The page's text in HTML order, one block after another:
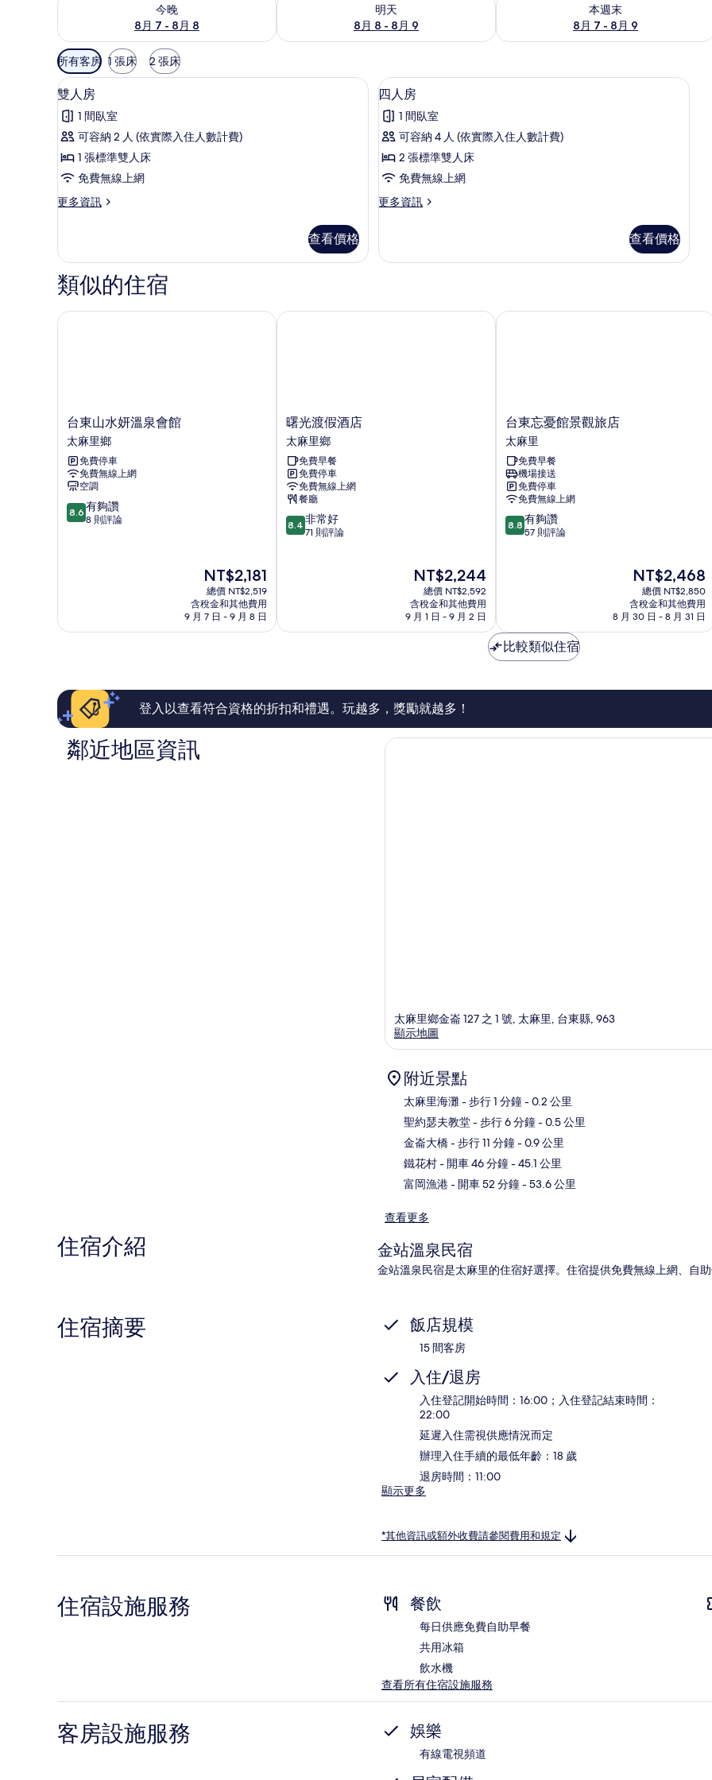
今晚
8月 7 - 8月 8
明天
8月 8 - 8月 9
本週末
8月 7 - 8月 9
可
用
的
客
房
篩
選
條
件
所有客房 1 張床 2 張床
顯
示
雙
人
房
所
相
片
雙人房 | 書桌、遮光布/窗簾、免費無線上網、床單
6
雙人房
1 間臥室
可容納 2 人 (依實際入住人數計費)
1 張標準雙人床
免費無線上網
更多資訊
更
房
的
詳
情
查看價格
顯
示
四
人
房
所
相
四人房 | 書桌、遮光布/窗簾、免費無線
6
四人房
1 間臥室
可容納 4 人 (依實際入住人數計費)
2 張標準雙人床
免費無線上網
更多資訊
更
房
查看價格
類似的住宿
台
東
山
水
妍
溫
泉
會
台東山水妍溫泉會館
太麻里鄉
免費停車
免費無線上網
空調
8.6
分，
8
8.6 有夠讚
8 則評論
現
在
價
格
為
NT$2,181
總價 NT$2,519
含稅金和其他費用
9 月 7 日 - 9 月 8 日
台東山水妍溫泉會館
曙
光
渡
假
酒
店
太
麻
里
曙光渡假酒店
太麻里鄉
免費早餐
免費停車
免費無線上網
餐廳
8.4
分，
好，
論
8.4 非常好
71 則評論
現
價
格
為
NT$2,244
總價 NT$2,592
含稅金和其他費用
9 月 1 日 - 9 月 2 日
曙光渡假酒店
台
東
忘
憂
館
景
觀
旅
店
台東忘憂館景觀旅店
太麻里
免費早餐
機場接送
免費停車
免費無線上網
8.8
分，
讚，
57
則
論
8.8 有夠讚
57 則評論
現
在
價
格
為
NT$2,468
總價 NT$2,850
含稅金和其他費用
8 月 30 日 - 8 月 31 日
台東忘憂館景觀旅店
比較類似住宿
登入以查看符合資格的折扣和禮遇。玩越多，獎勵就越多！
鄰近地區資訊
太麻里鄉金崙 127 之 1 號, 太麻里, 台東縣, 963
顯示地圖
附近景點
太麻里海灘- 步行 1 分鐘- 0.2 公里
聖約瑟夫教堂- 步行 6 分鐘- 0.5 公里
金崙大橋- 步行 11 分鐘- 0.9 公里
鐵花村- 開車 46 分鐘- 45.1 公里
富岡漁港- 開車 52 分鐘- 53.6 公里
查看更多
住宿介紹 金站溫泉民宿
金站溫泉民宿是太麻里的住宿好選擇。住宿提供免費無線上網、自助
住宿摘要 飯店規模
15 間客房
入住/退房
入住登記開始時間：16:00；入住登記結束時間：
22:00
延遲入住需視供應情況而定
辦理入住手續的最低年齡：18 歲
退房時間：11:00
顯示更多
*其他資訊或額外收費請參閱費用和規定
住宿設施服務 餐飲
每日供應免費自助早餐
共用冰箱
飲水機
查看所有住宿設施服務
客房設施服務 娛樂
有線電視頻道